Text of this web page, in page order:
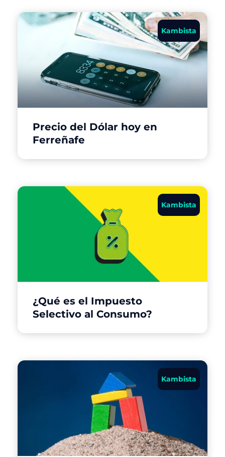
Kambista
Precio del Dólar hoy en
Ferreñafe
Kambista
¿Qué es el Impuesto
Selectivo al Consumo?
Kambista